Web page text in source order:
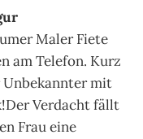
Maler Fiete
am Telefon. Kurz
mit
Verdacht fällt
Frau eine